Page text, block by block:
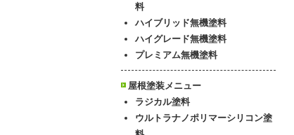
料
ハイブリッド無機塗料
ハイグレード無機塗料
プレミアム無機塗料
屋根塗装メニュー
ラジカル塗料
ウルトラナノポリマーシリコン塗